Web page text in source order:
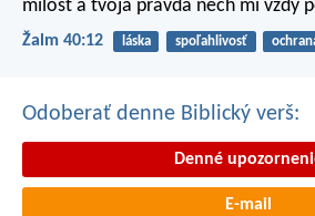
milosť a tvoja pravda nech mi vždy
Žalm 40:12 láska spoľahlivosť
Odoberať denne Biblický verš:
Denné
E-mail